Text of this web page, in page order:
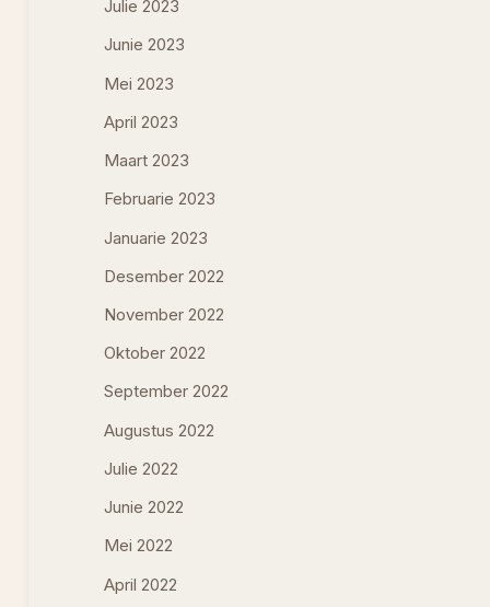
Julie 2023
Junie 2023
Mei 2023
April 2023
Maart 2023
Februarie 2023
Januarie 2023
Desember 2022
November 2022
Oktober 2022
September 2022
Augustus 2022
Julie 2022
Junie 2022
Mei 2022
April 2022